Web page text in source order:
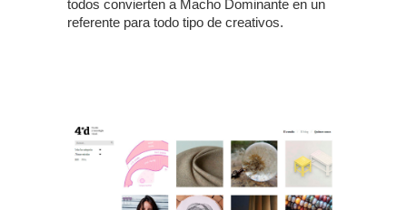
todos convierten a Macho Dominante en un
referente para todo tipo de creativos.